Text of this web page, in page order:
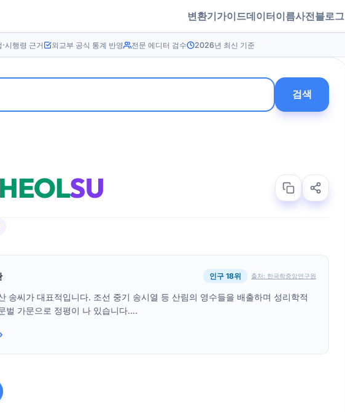
변환기가이드데이터이름사전블로그
·시행령 근거 외교부 공식 통계 반영 전문 에디터 검수 2026년 최신 기준
검색
SU
인구 18위 출처: 한국학중앙연구원
송씨가 대표적입니다. 조선 중기 송시열 등 산림의 영수들을 배출하며 성리학적
벌 가문으로 정평이 나 있습니다....
›